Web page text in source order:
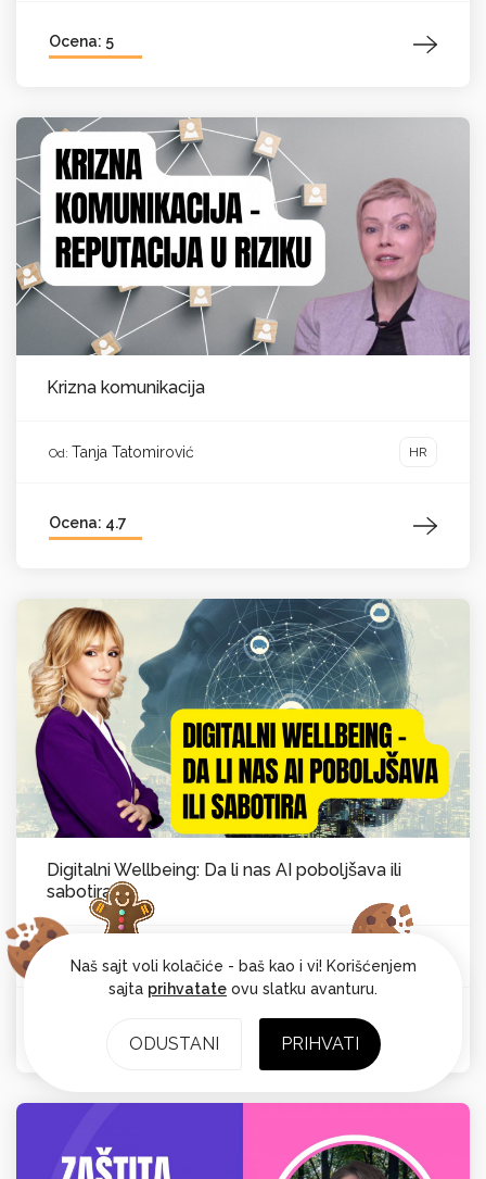
Ocena: 5
Krizna komunikacija
Od: Tanja Tatomirović HR
Ocena: 4.7
Digitalni Wellbeing: Da li nas AI poboljšava ili
sabotira
Od:
Naš sajt voli kolačiće - baš kao i vi! Korišćenjem
sajta prihvatate ovu slatku avanturu.
ODUSTANI PRIHVATI